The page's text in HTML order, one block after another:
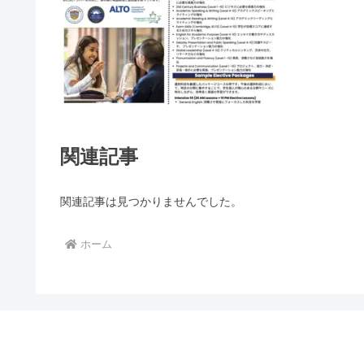
関連記事
関連記事は見つかりませんでした。
ホーム